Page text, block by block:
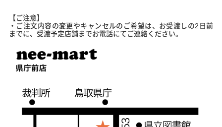
【ご注意】
・ご注文内容の変更やキャンセルのご希望は、お受渡しの2日前
までに、受渡予定店舗までお電話にてご連絡ください。